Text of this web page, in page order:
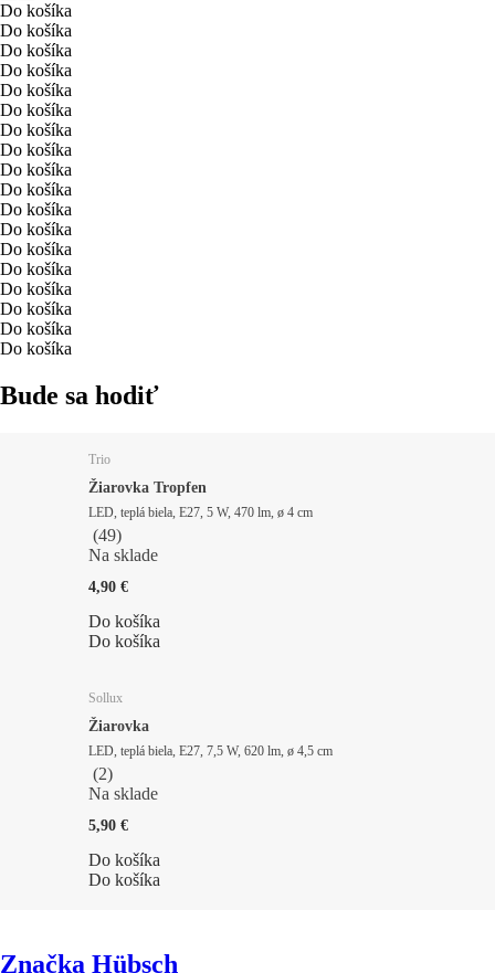
Do košíka
Do košíka
Do košíka
Do košíka
Do košíka
Do košíka
Do košíka
Do košíka
Do košíka
Do košíka
Do košíka
Do košíka
Do košíka
Do košíka
Do košíka
Do košíka
Do košíka
Do košíka
Bude sa hodiť
Trio
Žiarovka Tropfen
LED, teplá biela, E27, 5 W, 470 lm, ø 4 cm
(49)
Na sklade
4,90 €
Do košíka
Do košíka
Sollux
Žiarovka
LED, teplá biela, E27, 7,5 W, 620 lm, ø 4,5 cm
(2)
Na sklade
5,90 €
Do košíka
Do košíka
Značka Hübsch